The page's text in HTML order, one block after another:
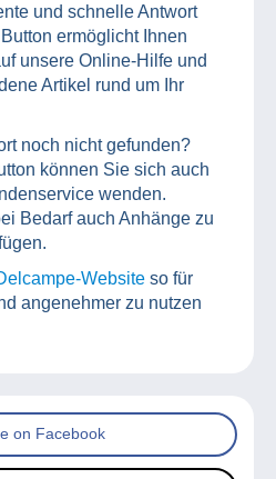
und schnelle Antwort
ermöglicht Ihnen
unsere Online-Hilfe und
Artikel rund um Ihr
noch nicht gefunden?
können Sie sich auch
wenden.
Bedarf auch Anhänge zu
Website so für
angenehmer zu nutzen
on Facebook